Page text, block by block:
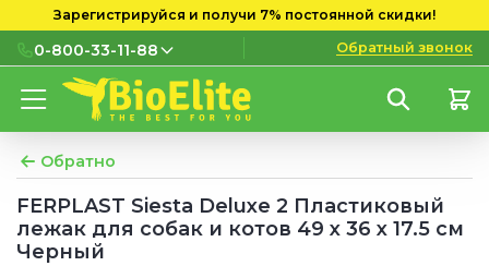
Зарегистрируйся и получи 7% постоянной скидки!
0-800-33-11-88
0-800-33-11-88
мобильных номеров
(097) 133 11 88
(095) 133 11 88
Обратный звонок
Обратно
FERPLAST Siesta Deluxe 2 Пластиковый
лежак для собак и котов 49 x 36 x 17.5 см
Черный